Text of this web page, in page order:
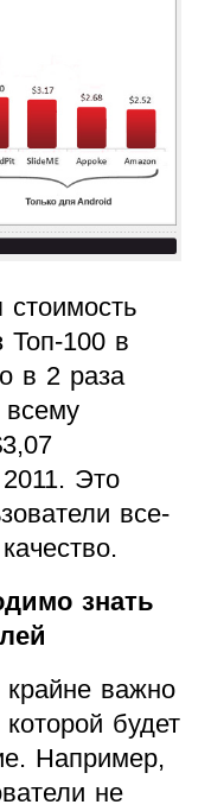
стоимость
Топ-100 в
в 2 раза
Это
все-
знать
важно
будет
Например,
не